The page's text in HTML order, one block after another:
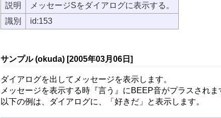
説明
メッセージSをダイアログに表示する。
識別
id:153
サンプル (okuda) [2005年03月06日]
ダイアログを出してメッセージを表示します。
メッセージを表示する時『言う』にBEEP音がプラスされま
以下の例は、ダイアログに、「好きだ」と表示します。